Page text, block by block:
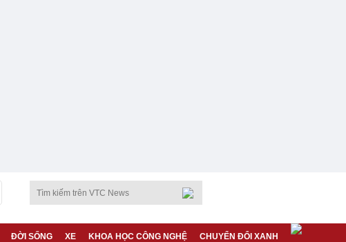
ĐỜI SỐNG XE KHOA HỌC CÔNG NGHỆ CHUYỂN ĐỔI XANH